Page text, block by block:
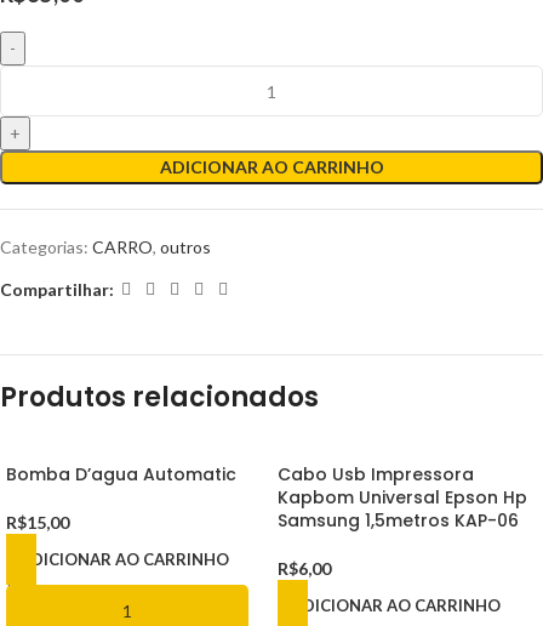
ADICIONAR AO CARRINHO
Categorias: CARRO, outros
Compartilhar:
Produtos relacionados
Bomba D’agua Automatic
R$15,00
ADICIONAR AO CARRINHO
Cabo Usb Impressora
Kapbom Universal Epson Hp
Samsung 1,5metros KAP-06
R$6,00
ADICIONAR AO CARRINHO